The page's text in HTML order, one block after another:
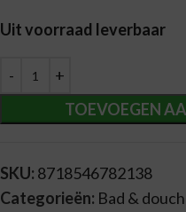
Uit voorraad leverbaar
TOEVOEGEN
Alternative:
SKU: 8718546782138
Categorieën: Bad &